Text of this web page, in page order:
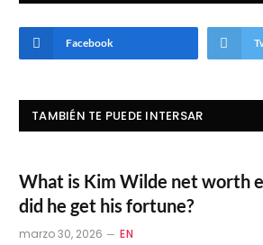
Facebook
TAMBIÉN TE PUEDE INTERSAR
What is Kim Wilde net worth
did he get his fortune?
marzo 30, 2026 EN